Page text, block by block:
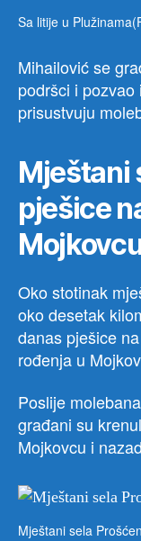
Sa litije u
Mihailović se
podršci i
prisustvuju
Mještani
pješice
Oko stotinak
oko desetak
danas pješice
rođenja u
Poslije
građani su
Mojkovcu i
Mještani sela